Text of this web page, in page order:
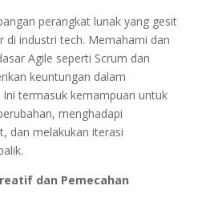
perangkat lunak yang gesit
di industri tech. Memahami dan
Agile seperti Scrum dan
keuntungan dalam
termasuk kemampuan untuk
menghadapi
dan melakukan iterasi
dan Pemecahan